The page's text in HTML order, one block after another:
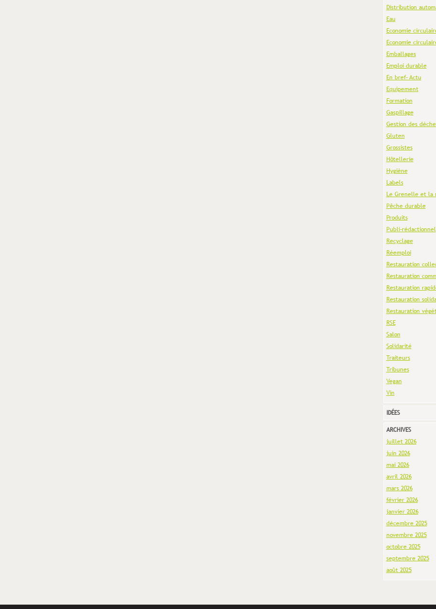
Distribution
Eau
Economie
Economie
Emballages
Emploi durable
En bref- Actu
Equipement
Formation
Gaspillage
Gestion des
Gluten
Grossistes
Hôtellerie
Hygiène
Labels
Le Grenelle et la
Pêche durable
Produits
Publi-rédactionnel
Recyclage
Réemploi
Restauration
Restauration
Restauration
Restauration
Restauration
RSE
Salon
Solidarité
Traiteurs
Tribunes
Vegan
Vin
IDÉES
ARCHIVES
juillet 2026
juin 2026
mai 2026
avril 2026
mars 2026
février 2026
janvier 2026
décembre 2025
novembre 2025
octobre 2025
septembre 2025
août 2025